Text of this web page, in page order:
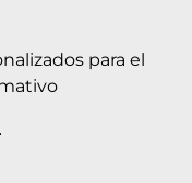
para el